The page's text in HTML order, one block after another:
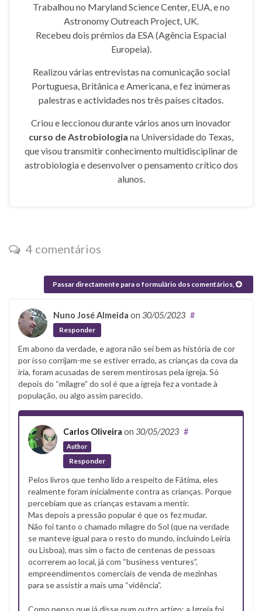
Trabalhou no Maryland Science Center, EUA, e no
Astronomy Outreach Project, UK.
Recebeu dois prémios da ESA (Agência Espacial
Europeia).
Realizou várias entrevistas na comunicação social
Portuguesa, Britânica e Americana, e fez inúmeras
palestras e actividades nos três países citados.
Criou e leccionou durante vários anos um inovador
curso de Astrobiologia na Universidade do Texas,
que visou transmitir conhecimento multidisciplinar de
astrobiologia e desenvolver o pensamento crítico dos
alunos.
4 comentários
Passar directamente para o formulário dos comentários,
Nuno José Almeida on 30/05/2023 #
Responder
Em abono da verdade, e agora não sei bem as história de cor
por isso corrijam-me se estiver errado, as crianças da cova da
iria, foram acusadas de serem mentirosas pela igreja. Só
depois do “milagre” do sol é que a igreja fez a vontade à
população, ou algo assim parecido.
Carlos Oliveira on 30/05/2023
Author
#
Responder
Pelos livros que tenho lido a respeito de Fátima, eles
realmente foram inicialmente contra as crianças. Porque
percebiam que as crianças estavam a mentir.
Mas depois a pressão popular é que os fez mudar.
Não foi tanto o chamado milagre do Sol (que na verdade
se manteve igual para o resto do mundo, incluindo Leiria
ou Lisboa), mas sim o facto de centenas de pessoas
ocorrerem ao local, já com “business ventures”,
empreendimentos comerciais de venda de mezinhas
para se assistir a mais uma “vidência”.
Como penso que já disse num outro artigo: a Igreja foi